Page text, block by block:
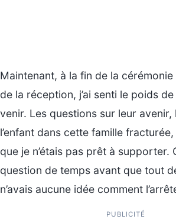
Maintenant, à la fin de la cérémonie
de la réception, j’ai senti le poids
venir. Les questions sur leur avenir,
l’enfant dans cette famille fracturée,
que je n’étais pas prêt à supporter.
question de temps avant que tout
n’avais aucune idée comment
PUBLICITÉ